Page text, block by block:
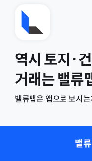
역시 토지·
거래는 밸류
밸류맵은 앱으로 보시
밸